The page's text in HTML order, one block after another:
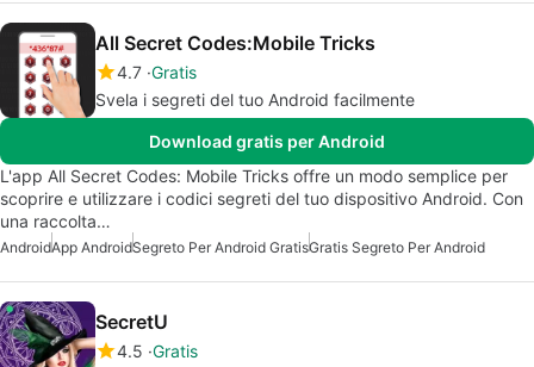
All Secret Codes:Mobile Tricks
4.7 Gratis
Svela i segreti del tuo Android facilmente
Download gratis per Android
L'app All Secret Codes: Mobile Tricks offre un modo semplice per
scoprire e utilizzare i codici segreti del tuo dispositivo Android. Con
una raccolta…
AndroidApp AndroidSegreto Per Android GratisGratis Segreto Per Android
SecretU
4.5 Gratis